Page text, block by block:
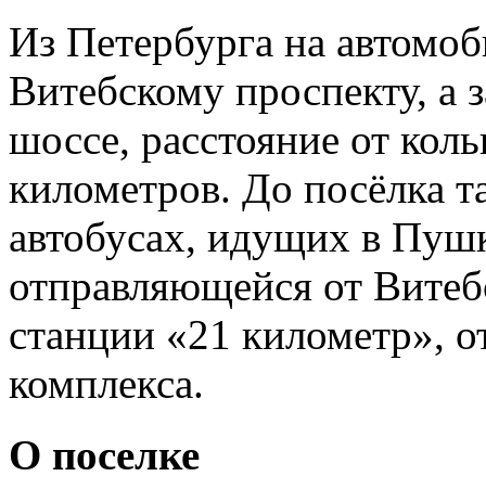
Из Петербурга на
Витебскому проспекту, а
шоссе, расстояние от
километров. До посёлка
автобусах, идущих в
отправляющейся от
станции «21 километр»,
комплекса.
О поселке